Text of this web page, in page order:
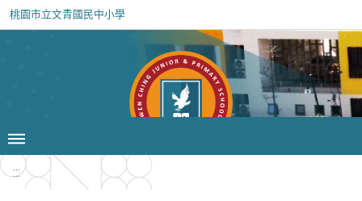
桃園市立文青國民中小學
:::